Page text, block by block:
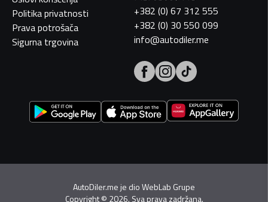
Politika privatnosti
Prava potrošača
Sigurna trgovina
+382 (0) 67 312 555
+382 (0) 30 550 099
info@autodiler.me
AutoDiler.me je dioWebLab Grupe
Copyright© 2026. Sva prava zadržana.